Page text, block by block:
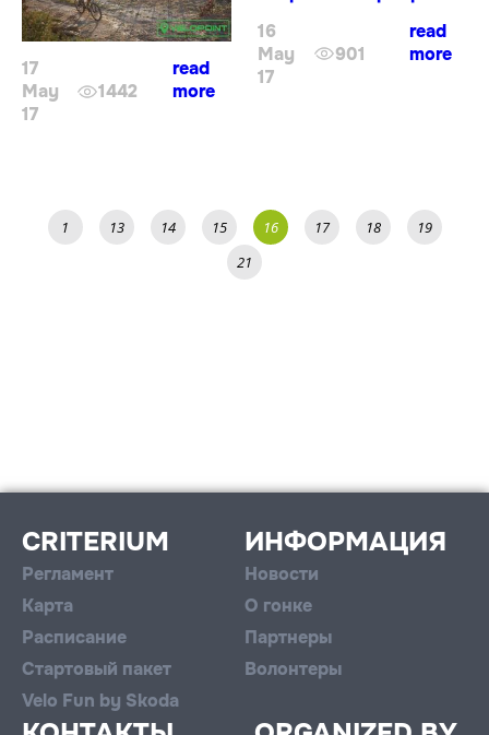
17
May
17
1442
read
more
16
May
17
901
read
more
1 13 14 15 16 17 18
19
21
CRITERIUM
Регламент
Карта
Расписание
Стартовый пакет
Velo Fun by Skoda
ИНФОРМАЦИЯ
Новости
О гонке
Партнеры
Волонтеры